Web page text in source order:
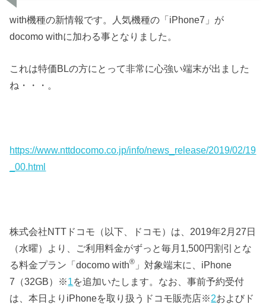
with機種の新情報です。人気機種の「iPhone7」が
docomo withに加わる事となりました。
これは特価BLの方にとって非常に心強い端末が出ました
ね・・・。
https://www.nttdocomo.co.jp/info/news_release/2019/02/19
_00.html
株式会社NTTドコモ（以下、ドコモ）は、2019年2月27日
（水曜）より、ご利用料金がずっと毎月1,500円割引とな
る料金プラン「docomo with® 」対象端末に、iPhone
7（32GB） ※1を追加いたします。なお、事前予約受付
は、本日よりiPhoneを取り扱うドコモ販売店※2およびド